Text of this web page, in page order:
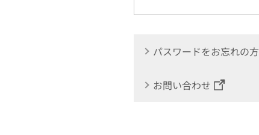
パスワードをお忘れの方
お問い合わせ